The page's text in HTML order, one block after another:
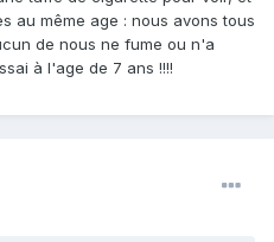
au même age : nous avons tous
de nous ne fume ou n'a
à l'age de 7 ans !!!!